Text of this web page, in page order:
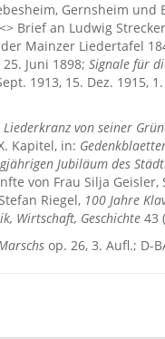
Gernsheim und
Brief an Ludwig
Mainzer Liedertafel
25. Juni 1898; Signale für
1913, 15. Dez. 1915,
Liederkranz von seiner
Kapitel, in:
Jubiläum des
von Frau Silja
Riegel, 100 Jahre
Wirtschaft, Geschichte 43
op. 26, 3. Aufl.; D-